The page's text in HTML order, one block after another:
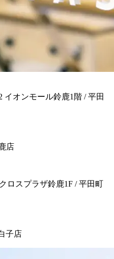
イオンモール鈴鹿1階 / 平田
店
ロスプラザ鈴鹿1F / 平田町
子店